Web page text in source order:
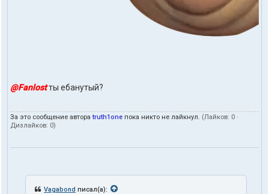
@Fanlostты ебанутый?
За это сообщение автораtruth1one пока никто не лайкнул. (Лайков: 0 ·
Дизлайков: 0)
Vagabond писал(а):